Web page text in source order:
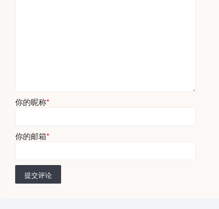
你的昵称*
你的邮箱*
提交评论